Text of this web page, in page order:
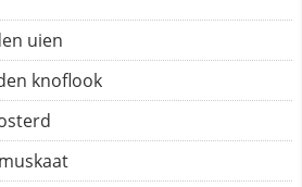
uien
knoflook